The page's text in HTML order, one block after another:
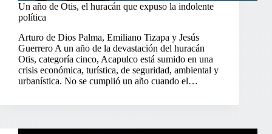
Un año de Otis, el huracán que expuso la indolente
política
Arturo de Dios Palma, Emiliano Tizapa y Jesús
Guerrero A un año de la devastación del huracán
Otis, categoría cinco, Acapulco está sumido en una
crisis económica, turística, de seguridad, ambiental y
urbanística. No se cumplió un año cuando el…